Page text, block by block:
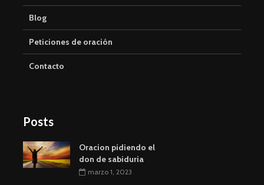
Blog
Peticiones de oración
Contacto
Posts
Oracion pidiendo el
don de sabiduria
marzo 1, 2023